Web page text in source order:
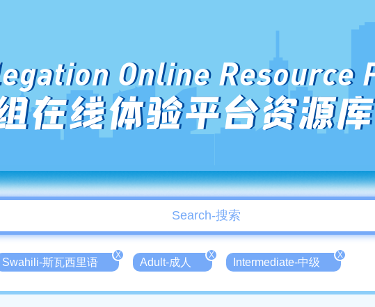
Online Resource
在线体验平台资源库
Swahili-斯瓦西里语
X
Adult-成人
X
Intermediate-中级
X